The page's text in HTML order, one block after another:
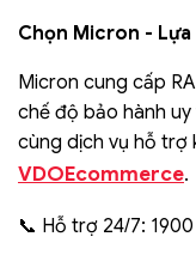
Chọn Micron -
Micron cung cấp
chế độ bảo hành
cùng dịch vụ hỗ trợ
VDOEcommerce.
📞 Hỗ trợ 24/7: